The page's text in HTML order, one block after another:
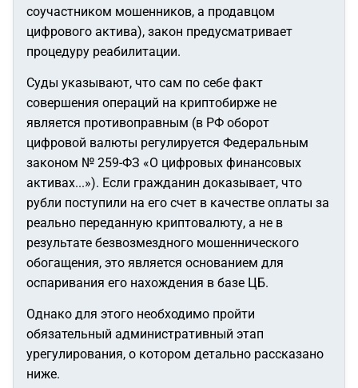
соучастником мошенников, а продавцом
цифрового актива), закон предусматривает
процедуру реабилитации.
Суды указывают, что сам по себе факт
совершения операций на криптобирже не
является противоправным (в РФ оборот
цифровой валюты регулируется Федеральным
законом № 259-ФЗ «О цифровых финансовых
активах...»). Если гражданин доказывает, что
рубли поступили на его счет в качестве оплаты за
реально переданную криптовалюту, а не в
результате безвозмездного мошеннического
обогащения, это является основанием для
оспаривания его нахождения в базе ЦБ.
Однако для этого необходимо пройти
обязательный административный этап
урегулирования, о котором детально рассказано
ниже.